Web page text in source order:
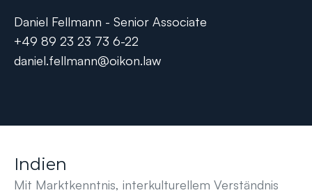
Daniel Fellmann - Senior Associate
+49 89 23 23 73 6-22
daniel.fellmann@oikon.law
Indien
Mit Marktkenntnis, interkulturellem Verständnis